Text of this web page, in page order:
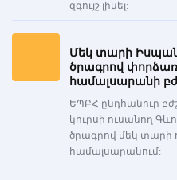
զգույշ լինել:
Մեկ տարի
ծրագրով
համալսարանի
ԵՊԲՀ ընդհանուր
կուրսի ուսանող
ծրագրով մեկ տարի
համալսարանում: